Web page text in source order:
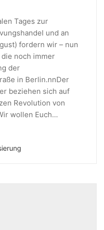
Tages zur
und an
fordern wir – nun
noch immer
der
in Berlin.nnDer
beziehen sich auf
Revolution von
wollen Euch…